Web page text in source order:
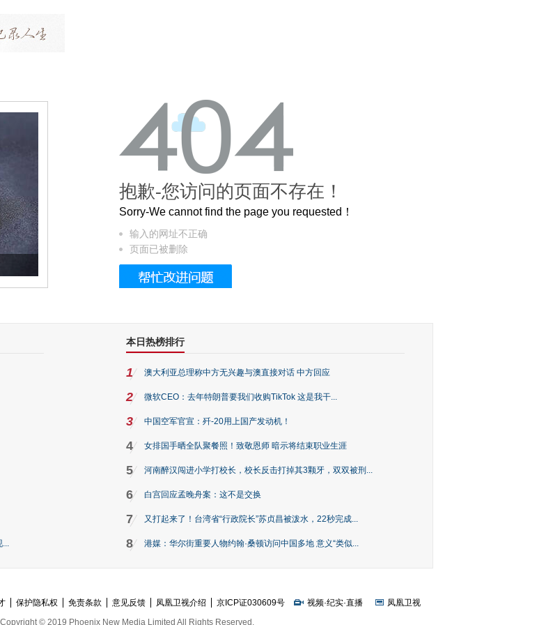
这个3.2米的长卷，还原了600岁的紫禁城
抱歉-您访问的页面不存在！
Sorry-We cannot find the page you requested！
输入的网址不正确
页面已被删除
...
本日热榜排行
1 澳大利亚总理称中方无兴趣与澳直接对话 中方回应
2 微软CEO：去年特朗普要我们收购TikTok 这是我干...
3 中国空军官宣：歼-20用上国产发动机！
4 女排国手晒全队聚餐照！致敬恩师 暗示将结束职业生涯
5 河南醉汉闯进小学打校长，校长反击打掉其3颗牙，双双被刑...
6 白宫回应孟晚舟案：这不是交换
7 又打起来了！台湾省“行政院长”苏贞昌被泼水，22秒完成...
8 港媒：华尔街重要人物约翰·桑顿访问中国多地 意义“类似...
保护隐私权 免责条款 意见反馈 凤凰卫视介绍 京ICP证030609号 视频·纪实·直播
凤凰卫视
Copyright © 2019 Phoenix New Media Limited All Rights Reserved.